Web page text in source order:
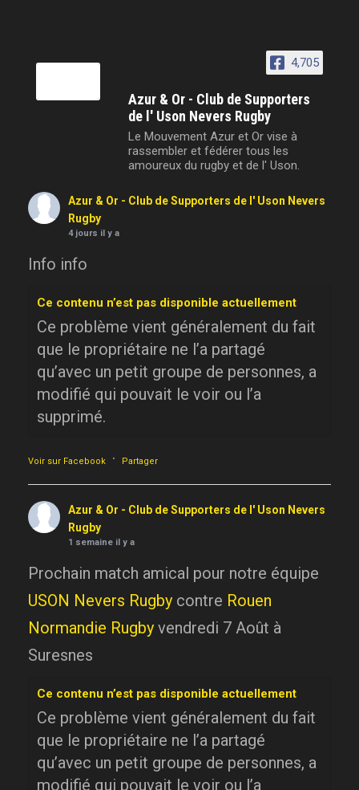
4,705
Azur & Or - Club de Supporters
de l' Uson Nevers Rugby
Le Mouvement Azur et Or vise à
rassembler et fédérer tous les
amoureux du rugby et de l' Uson.
Azur & Or - Club de Supporters de l' Uson Nevers
Rugby
4 jours il y a
Info info
Ce contenu n’est pas disponible actuellement
Ce problème vient généralement du fait
que le propriétaire ne l’a partagé
qu’avec un petit groupe de personnes, a
modifié qui pouvait le voir ou l’a
supprimé.
Voir sur Facebook · Partager
Azur & Or - Club de Supporters de l' Uson Nevers
Rugby
1 semaine il y a
Prochain match amical pour notre équipe
USON Nevers Rugby contre Rouen
Normandie Rugby vendredi 7 Août à
Suresnes
Ce contenu n’est pas disponible actuellement
Ce problème vient généralement du fait
que le propriétaire ne l’a partagé
qu’avec un petit groupe de personnes, a
modifié qui pouvait le voir ou l’a